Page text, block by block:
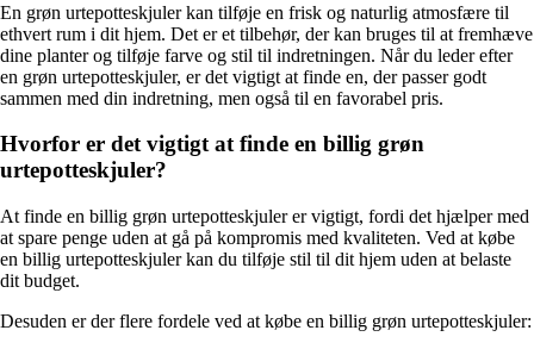
En grøn urtepotteskjuler kan tilføje en frisk og naturlig atmosfære til
ethvert rum i dit hjem. Det er et tilbehør, der kan bruges til at fremhæve
dine planter og tilføje farve og stil til indretningen. Når du leder efter
en grøn urtepotteskjuler, er det vigtigt at finde en, der passer godt
sammen med din indretning, men også til en favorabel pris.
Hvorfor er det vigtigt at finde en billig grøn
urtepotteskjuler?
At finde en billig grøn urtepotteskjuler er vigtigt, fordi det hjælper med
at spare penge uden at gå på kompromis med kvaliteten. Ved at købe
en billig urtepotteskjuler kan du tilføje stil til dit hjem uden at belaste
dit budget.
Desuden er der flere fordele ved at købe en billig grøn urtepotteskjuler: